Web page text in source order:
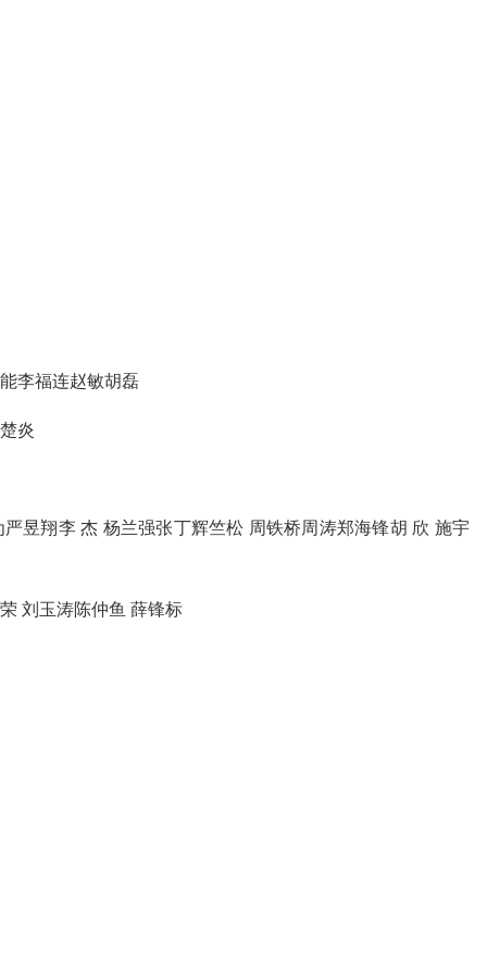
李福连赵敏胡磊
炎
昱翔李 杰 杨兰强张丁辉竺松 周铁桥周涛郑海锋胡 欣 施宇
刘玉涛陈仲鱼 薛锋标